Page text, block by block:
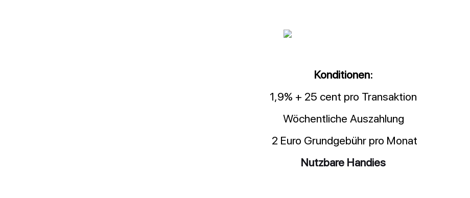
Konditionen:
1,9% + 25 cent pro Transaktion
Wöchentliche Auszahlung
2 Euro Grundgebühr pro Monat
Nutzbare Handies